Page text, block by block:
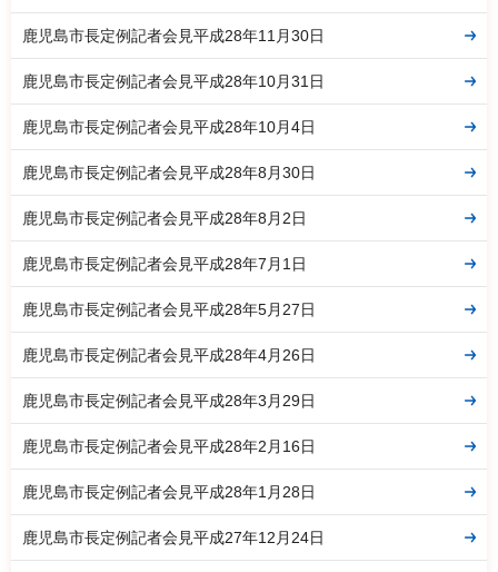
鹿児島市長定例記者会見平成28年11月30日
鹿児島市長定例記者会見平成28年10月31日
鹿児島市長定例記者会見平成28年10月4日
鹿児島市長定例記者会見平成28年8月30日
鹿児島市長定例記者会見平成28年8月2日
鹿児島市長定例記者会見平成28年7月1日
鹿児島市長定例記者会見平成28年5月27日
鹿児島市長定例記者会見平成28年4月26日
鹿児島市長定例記者会見平成28年3月29日
鹿児島市長定例記者会見平成28年2月16日
鹿児島市長定例記者会見平成28年1月28日
鹿児島市長定例記者会見平成27年12月24日